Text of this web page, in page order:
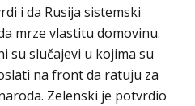
i da Rusija sistemski
mrze vlastitu domovinu.
su slučajevi u kojima su
na front da ratuju za
Zelenski je potvrdio